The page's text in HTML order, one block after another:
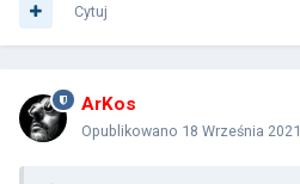
Cytuj
ArKos
Opublikowano 18 Września 2021